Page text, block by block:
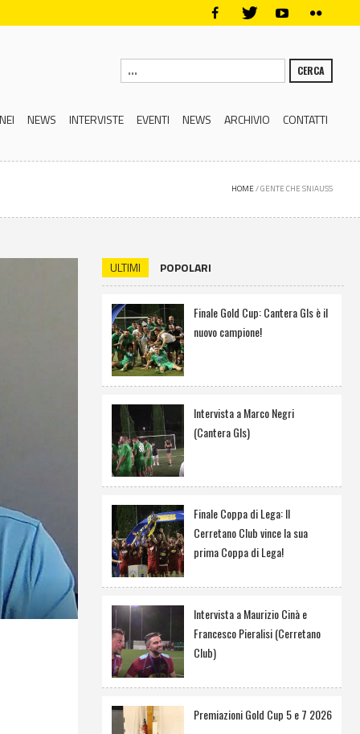
CERCA
NEWS INTERVISTE EVENTI NEWS ARCHIVIO CONTATTI
HOME/GENTE CHE SNIAUSS
ULTIMI POPOLARI
Finale Gold Cup: Cantera Gls è il
nuovo campione!
Intervista a Marco Negri
(Cantera Gls)
Finale Coppa di Lega: Il
Cerretano Club vince la sua
prima Coppa di Lega!
Intervista a Maurizio Cinà e
Francesco Pieralisi (Cerretano
Club)
Premiazioni Gold Cup 5 e 7 2026